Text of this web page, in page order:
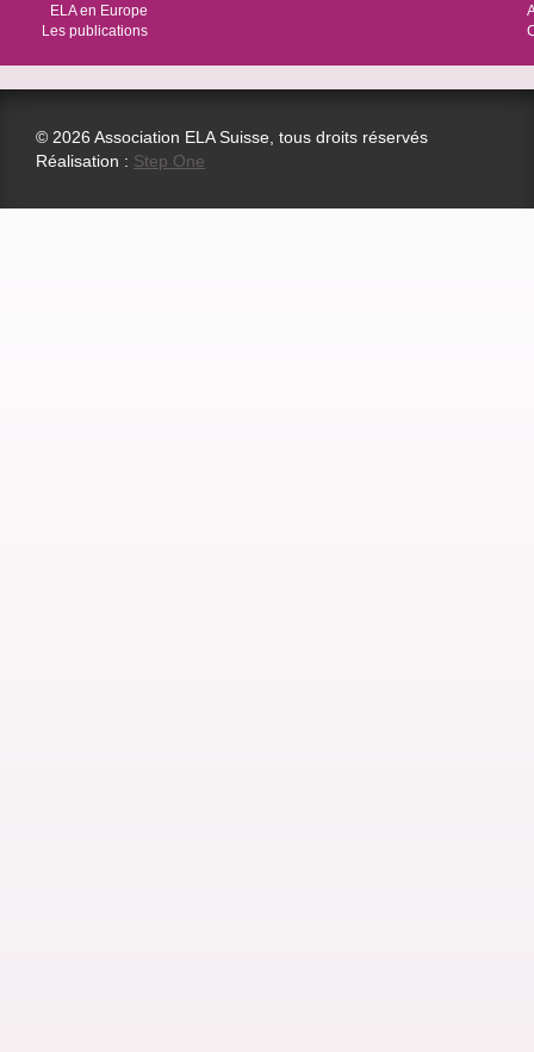
ELA en Europe
Les publications
© 2026 Association ELA Suisse, tous droits réservés
Réalisation : Step One